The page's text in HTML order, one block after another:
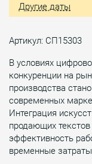
Другие даты
Артикул: СП15303
В условиях
конкуренции на
производства
современных
Интеграция
продающих
эффективность
временные